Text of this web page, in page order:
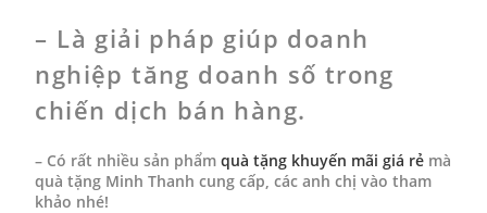
– Là giải pháp giúp doanh
nghiệp tăng doanh số trong
chiến dịch bán hàng.
– Có rất nhiềusản phẩm quà tặng khuyến mãi giá rẻ mà
quà tặng Minh Thanh cung cấp, các anh chị vào tham
khảo nhé!